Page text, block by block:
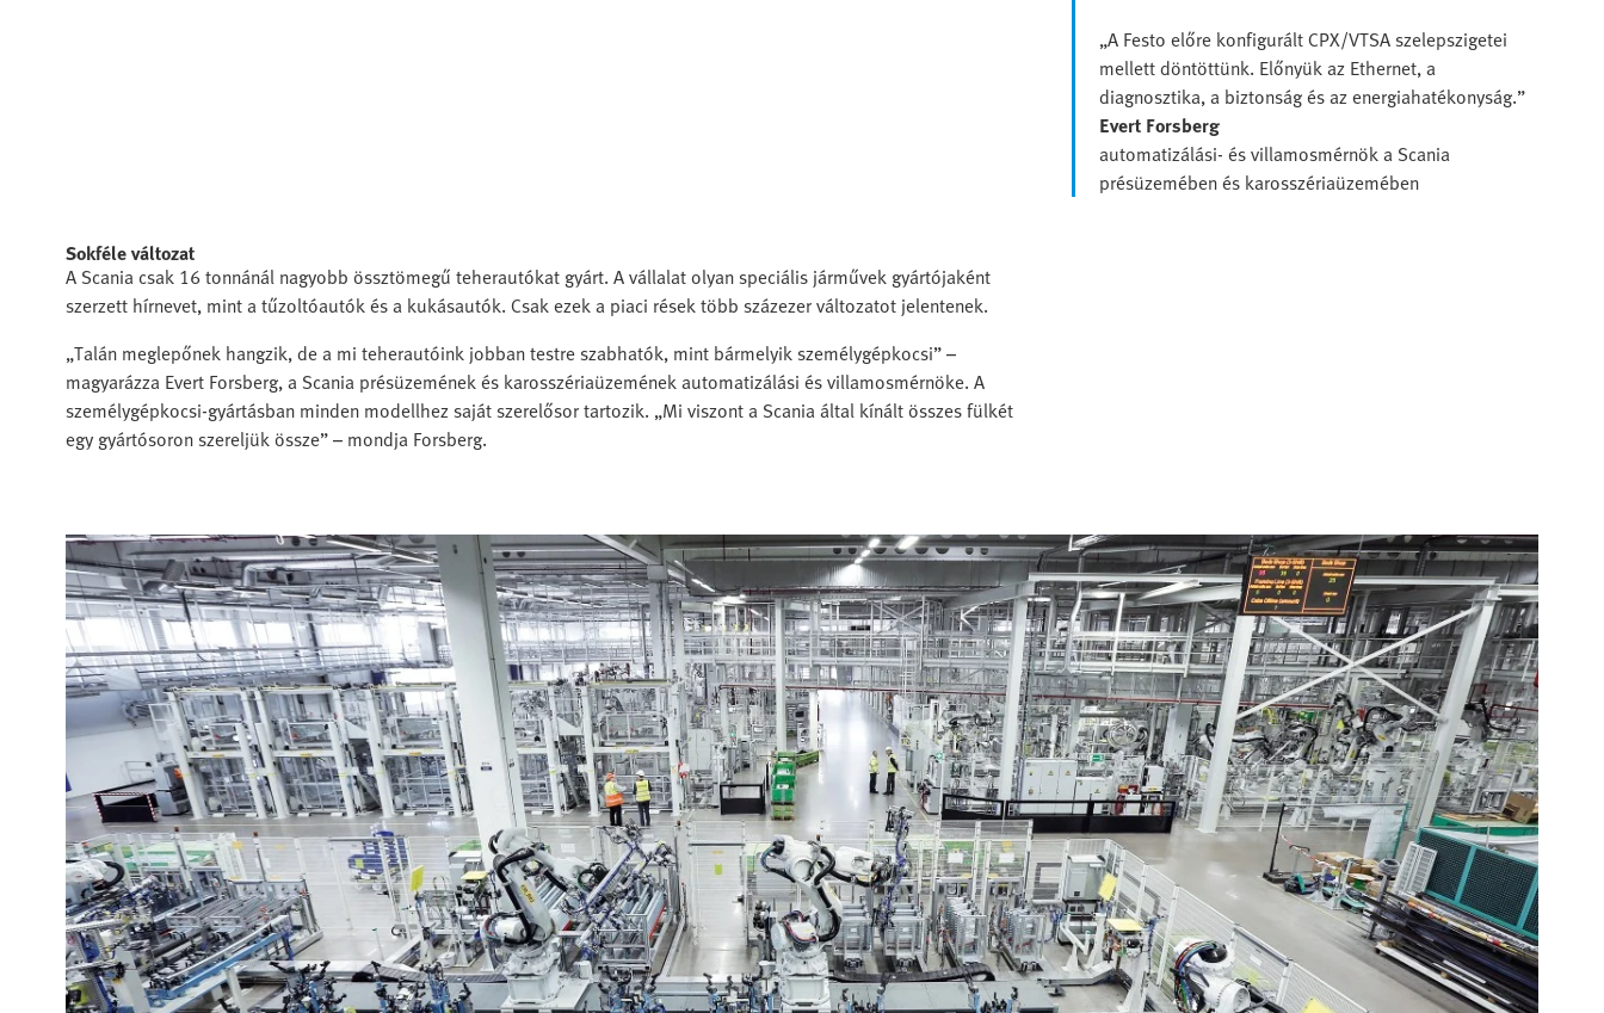
„A Festo előre konfigurált CPX/VTSA szelepszigetei
mellett döntöttünk. Előnyük az Ethernet, a
diagnosztika, a biztonság és az energiahatékonyság.”
Evert Forsberg
automatizálási- és villamosmérnök a Scania
présüzemében és karosszériaüzemében
Sokféle változat
A Scania csak 16 tonnánál nagyobb össztömegű teherautókat gyárt. A vállalat olyan speciális járművek gyártójaként
szerzett hírnevet, mint a tűzoltóautók és a kukásautók. Csak ezek a piaci rések több százezer változatot jelentenek.
„Talán meglepőnek hangzik, de a mi teherautóink jobban testre szabhatók, mint bármelyik személygépkocsi” –
magyarázza Evert Forsberg, a Scania présüzemének és karosszériaüzemének automatizálási és villamosmérnöke. A
személygépkocsi-gyártásban minden modellhez saját szerelősor tartozik. „Mi viszont a Scania által kínált összes fülkét
egy gyártósoron szereljük össze” – mondja Forsberg.